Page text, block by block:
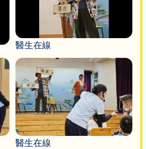
醫生在線
醫生在線